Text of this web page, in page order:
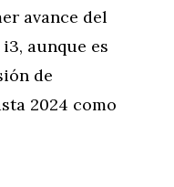
avance del
aunque es
de
2024 como